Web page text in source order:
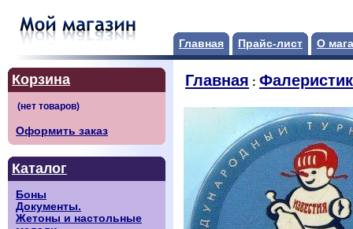
Главная Прайс-лист О
Корзина
Оформить заказ
Каталог
Боны
Документы.
Жетоны и настольные
Главная :